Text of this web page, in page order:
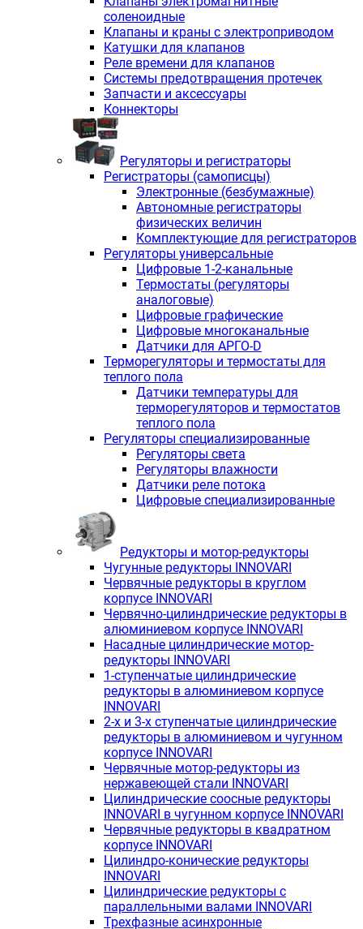
соленоидные
Клапаны и краны с электроприводом
Катушки для клапанов
Реле времени для клапанов
Системы предотвращения протечек
Запчасти и аксессуары
Коннекторы
Регуляторы и регистраторы
Регистраторы (самописцы)
Электронные (безбумажные)
Автономные регистраторы
физических величин
Комплектующие для регистраторов
Регуляторы универсальные
Цифровые 1-2-канальные
Термостаты (регуляторы
аналоговые)
Цифровые графические
Цифровые многоканальные
Датчики для АРГО-D
Терморегуляторы и термостаты для
теплого пола
Датчики температуры для
терморегуляторов и термостатов
теплого пола
Регуляторы специализированные
Регуляторы света
Регуляторы влажности
Датчики реле потока
Цифровые специализированные
Редукторы и мотор-редукторы
Чугунные редукторы INNOVARI
Червячные редукторы в круглом
корпусе INNOVARI
Червячно-цилиндрические редукторы в
алюминиевом корпусе INNOVARI
Насадные цилиндрические мотор-
редукторы INNOVARI
1-ступенчатые цилиндрические
редукторы в алюминиевом корпусе
INNOVARI
2-х и 3-х ступенчатые цилиндрические
редукторы в алюминиевом и чугунном
корпусе INNOVARI
Червячные мотор-редукторы из
нержавеющей стали INNOVARI
Цилиндрические соосные редукторы
INNOVARI в чугунном корпусе INNOVARI
Червячные редукторы в квадратном
корпусе INNOVARI
Цилиндро-конические редукторы
INNOVARI
Цилиндрические редукторы с
параллельными валами INNOVARI
Трехфазные асинхронные